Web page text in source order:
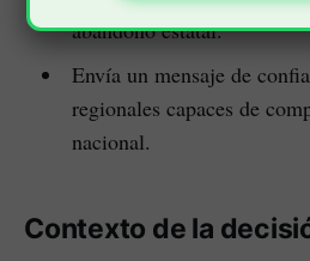
abandono estatal.
Envía un mensaje de
regionales capaces de
nacional.
Contexto de la